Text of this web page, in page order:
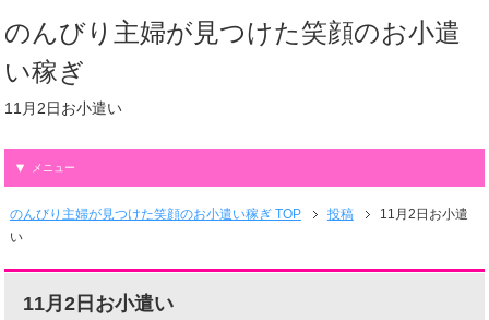
のんびり主婦が見つけた笑顔のお小遣
い稼ぎ
11月2日お小遣い
メニュー
のんびり主婦が見つけた笑顔のお小遣い稼ぎ TOP 投稿
11月2日お小遣
い
11月2日お小遣い